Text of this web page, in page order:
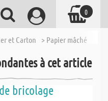
et Carton > Papier mâché
à cet article
bricolage
0